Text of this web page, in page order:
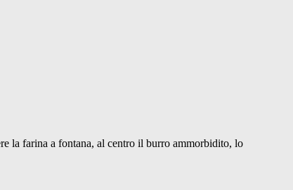
la farina a fontana, al centro il burro ammorbidito, lo